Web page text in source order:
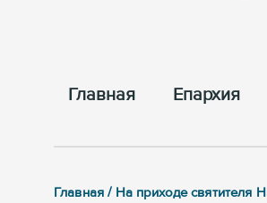
Главная Епархия
Главная / На приходе святителя